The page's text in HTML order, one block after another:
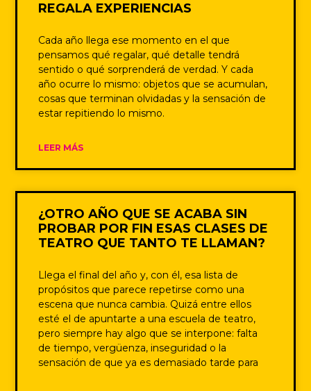
REGALA EXPERIENCIAS
Cada año llega ese momento en el que
pensamos qué regalar, qué detalle tendrá
sentido o qué sorprenderá de verdad. Y cada
año ocurre lo mismo: objetos que se acumulan,
cosas que terminan olvidadas y la sensación de
estar repitiendo lo mismo.
LEER MÁS
¿OTRO AÑO QUE SE ACABA SIN
PROBAR POR FIN ESAS CLASES DE
TEATRO QUE TANTO TE LLAMAN?
Llega el final del año y, con él, esa lista de
propósitos que parece repetirse como una
escena que nunca cambia. Quizá entre ellos
esté el de apuntarte a una escuela de teatro,
pero siempre hay algo que se interpone: falta
de tiempo, vergüenza, inseguridad o la
sensación de que ya es demasiado tarde para